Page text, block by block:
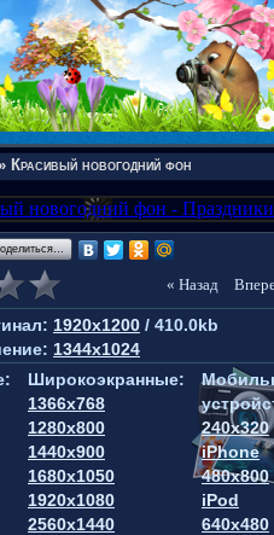
Красивый новогодний фон
« Назад
1920x1200 / 410.0kb
1344x1024
Широкоэкранные:
1366x768
1280x800
1440x900
1680x1050
1920x1080
2560x1440
240x320
iPhone
480x800
iPod
640x480